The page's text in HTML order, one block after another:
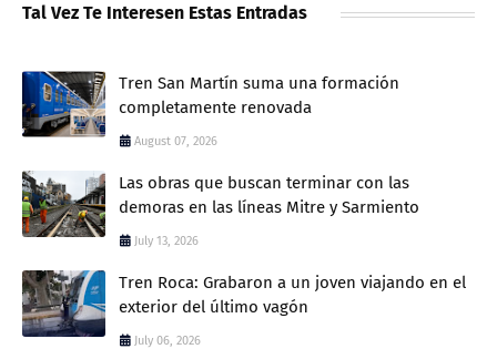
Tal Vez Te Interesen Estas Entradas
Tren San Martín suma una formación
completamente renovada
August 07, 2026
Las obras que buscan terminar con las
demoras en las líneas Mitre y Sarmiento
July 13, 2026
Tren Roca: Grabaron a un joven viajando en el
exterior del último vagón
July 06, 2026